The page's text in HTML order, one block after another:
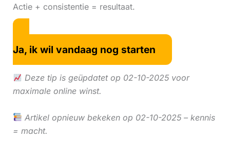
Actie + consistentie = resultaat.
Ja, ik wil vandaag nog starten
Deze tip is geüpdatet op 02-10-2025 voor
maximale online winst.
Artikel opnieuw bekeken op 02-10-2025 – kennis
= macht.